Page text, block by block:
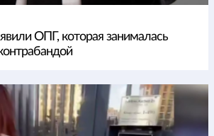
ОПГ, которая занималась